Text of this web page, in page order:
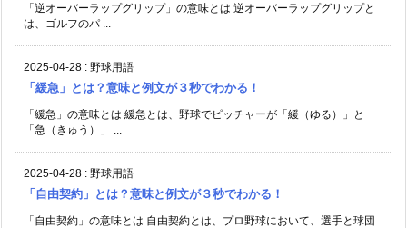
「逆オーバーラップグリップ」の意味とは 逆オーバーラップグリップと
は、ゴルフのパ ...
2025-04-28 : 野球用語
「緩急」とは？意味と例文が３秒でわかる！
「緩急」の意味とは 緩急とは、野球でピッチャーが「緩（ゆる）」と
「急（きゅう）」 ...
2025-04-28 : 野球用語
「自由契約」とは？意味と例文が３秒でわかる！
「自由契約」の意味とは 自由契約とは、プロ野球において、選手と球団